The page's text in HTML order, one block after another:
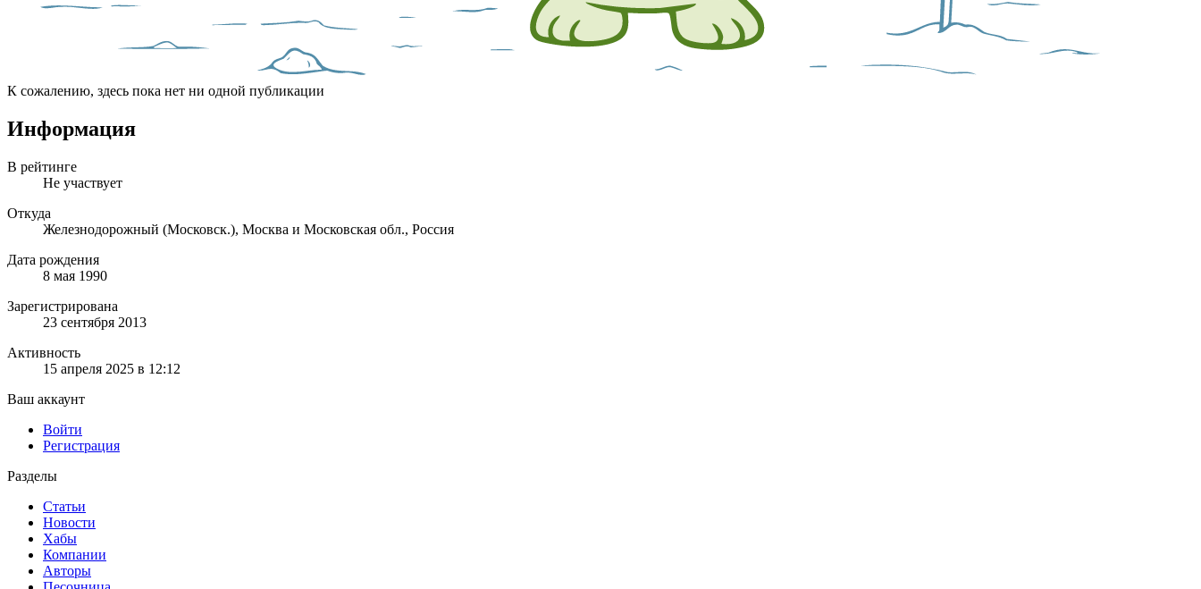
К сожалению, здесь пока нет ни одной публикации
Информация
В рейтинге
Не участвует
Откуда
Железнодорожный (Московск.), Москва и Московская обл., Россия
Дата рождения
8 мая 1990
Зарегистрирована
23 сентября 2013
Активность
15 апреля 2025 в 12:12
Ваш аккаунт
Войти
Регистрация
Разделы
Статьи
Новости
Хабы
Компании
Авторы